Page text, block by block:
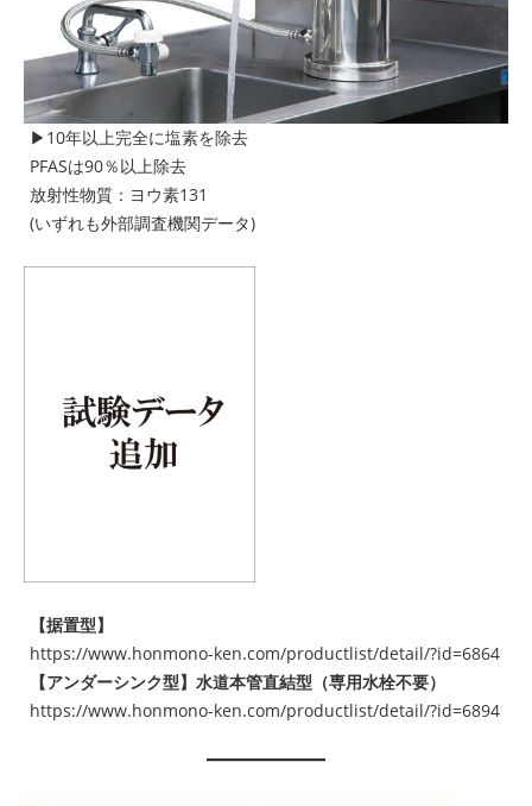
▶10年以上完全に塩素を除去
PFASは90％以上除去
放射性物質：ヨウ素131
(いずれも外部調査機関データ)
【据置型】
https://www.honmono-ken.com/productlist/detail/?id=6864
【アンダーシンク型】水道本管直結型（専用水栓不要）
https://www.honmono-ken.com/productlist/detail/?id=6894